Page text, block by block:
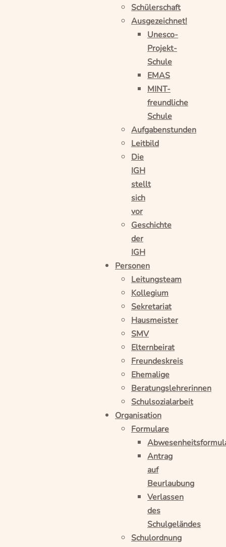
Schülerschaft
Ausgezeichnet!
Unesco-
Projekt-
Schule
EMAS
MINT-
freundliche
Schule
Aufgabenstunden
Leitbild
Die
IGH
stellt
sich
vor
Geschichte
der
IGH
Personen
Leitungsteam
Kollegium
Sekretariat
Hausmeister
SMV
Elternbeirat
Freundeskreis
Ehemalige
Beratungslehrerinnen
Schulsozialarbeit
Organisation
Formulare
Antrag
auf
Beurlaubung
Verlassen
des
Schulgeländes
Schulordnung